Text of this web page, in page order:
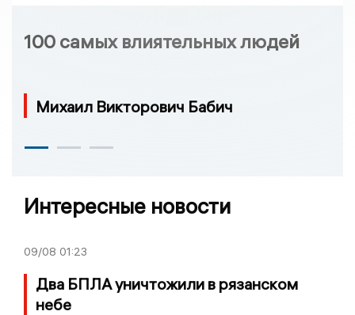
100 самых влиятельных людей
Михаил Викторович Бабич
Интересные новости
09/08 01:23
Два БПЛА уничтожили в рязанском
небе